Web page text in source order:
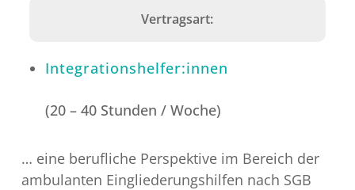
Vertragsart:
Integrationshelfer:innen
(20 – 40 Stunden / Woche)
… eine berufliche Perspektive im Bereich der
ambulanten Eingliederungshilfen nach SGB